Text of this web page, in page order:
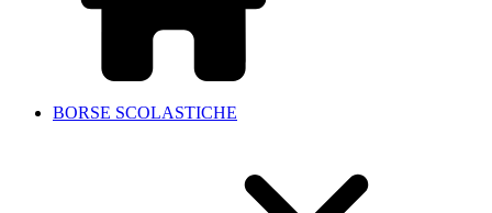
BORSE SCOLASTICHE